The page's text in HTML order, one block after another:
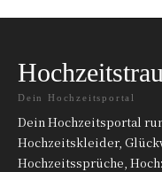
Dein Hochzeitsportal
Dein Hochzeitsportal
Hochzeitskleider,
Hochzeitssprüche,